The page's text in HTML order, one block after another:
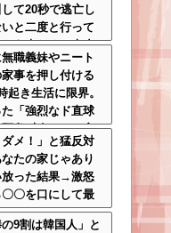
て20秒で逃亡し
と二度と行って
う来なくて大丈
職義妹やニート
事を押し付ける
起き生活に限界。
「強烈なド直球
阿鼻叫喚ｗｗ←怠
ナイフをグサリ
メ！」と猛反対
たの家じゃあり
放った結果→激怒
〇を口にして最
ｗｗｗ
9割は韓国人」と